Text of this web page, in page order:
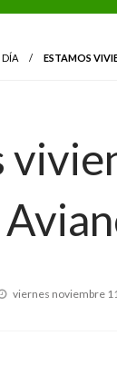
DÍA ESTAMOS
Publicado
viernes noviembre